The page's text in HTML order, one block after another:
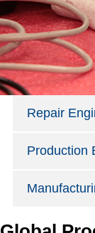
Repair
Production